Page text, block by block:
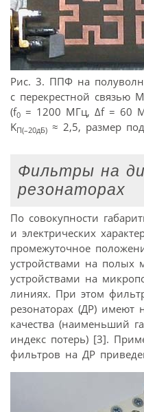
Рис. 3. ППФ на
с перекрестной связью
(f0 = 1200 МГц, Δf = 60
KП(–20дБ) ≈ 2,5, размер
Фильтры на
резонаторах
По совокупности
и электрических
промежуточное
устройствами на полых
устройствами на
линиях. При этом
резонаторах (ДР) имеют
качества (наименьший
индекс потерь) [3].
фильтров на ДР